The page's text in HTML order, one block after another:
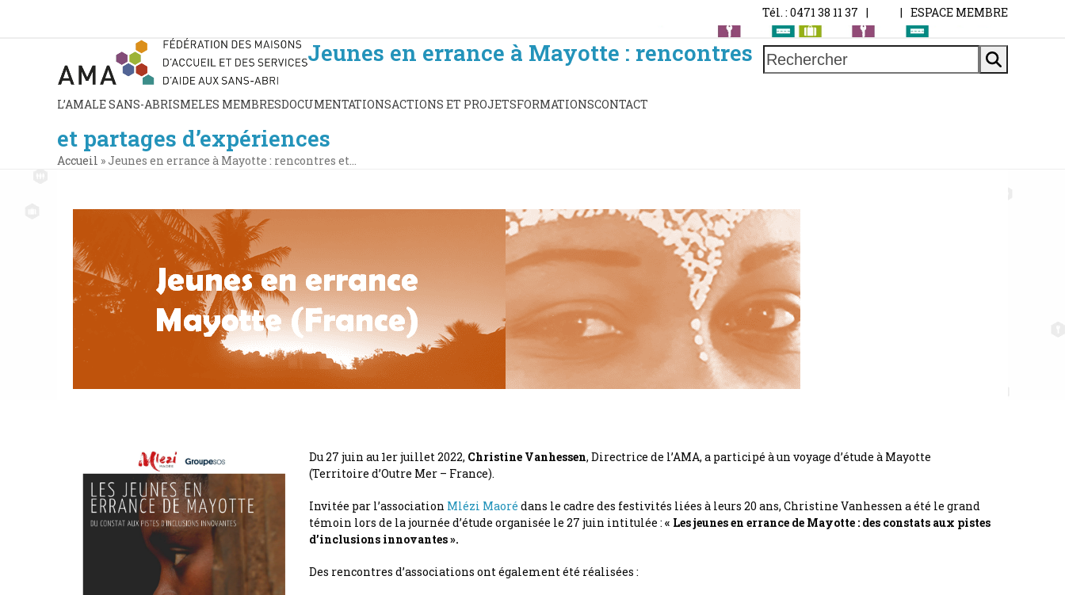
Tél. : 0471 38 11 37 | | ESPACE MEMBRE
Rechercher
L’AMALE SANS-ABRISMELES MEMBRESDOCUMENTATIONSACTIONS ET PROJETSFORMATIONSCONTACT
Jeunes en errance à Mayotte : rencontres
et partages d’expériences
Accueil »Jeunes en errance à Mayotte : rencontres et…
Du 27 juin au 1er juillet 2022, Christine Vanhessen, Directrice de l’AMA, a participé à un voyage d’étude à Mayotte
(Territoire d’Outre Mer – France).
Invitée par l’association Mlézi Maoré dans le cadre des festivités liées à leurs 20 ans, Christine Vanhessen a été le grand
témoin lors de la journée d’étude organisée le 27 juin intitulée : « Les jeunes en errance de Mayotte : des constats aux pistes
d’inclusions innovantes ».
Des rencontres d’associations ont également été réalisées :